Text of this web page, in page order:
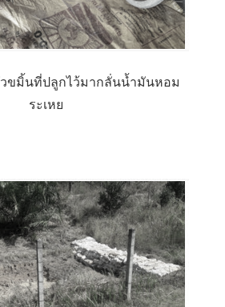
ขมิ้นที่ปลูกไว้มากลั่นน้ำมันหอม
ระเหย